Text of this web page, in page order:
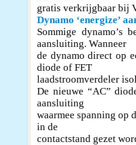
gratis verkrijgbaar bij
Dynamo ‘energize’
Sommige dynamo’s
aansluiting. Wanneer
de dynamo direct op
diode of FET
laadstroomverdeler
De nieuwe “AC”
aansluiting
waarmee spanning op
in de
contactstand gezet